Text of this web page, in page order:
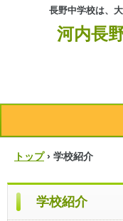
河内長
長野中学校は、
トップ › 学校紹介
学校紹介